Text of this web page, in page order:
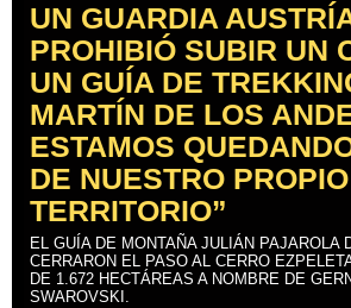
UN GUARDIA
PROHIBIÓ SUBIR UN
UN GUÍA DE
MARTÍN DE LOS
ESTAMOS
DE NUESTRO PROPIO
TERRITORIO”
EL GUÍA DE MONTAÑA JULIÁN PAJAROLA
CERRARON EL PASO AL CERRO
DE 1.672 HECTÁREAS A NOMBRE DE
SWAROVSKI.